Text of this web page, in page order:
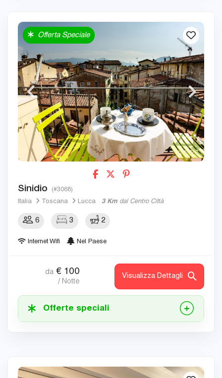
Offerta Speciale
Sinidio (#3068)
Italia Toscana Lucca 3 Km dal Centro Città
6 3 2
Internet Wifi Nel Paese
da € 100
/ Notte
Visualizza Dettagli
Offerte speciali